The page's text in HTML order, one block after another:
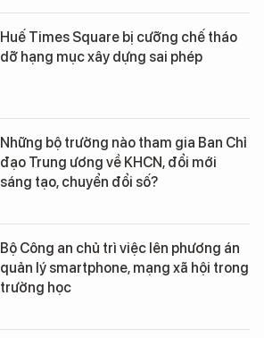
Huế Times Square bị cưỡng chế tháo
dỡ hạng mục xây dựng sai phép
Những bộ trưởng nào tham gia Ban Chỉ
đạo Trung ương về KHCN, đổi mới
sáng tạo, chuyển đổi số?
Bộ Công an chủ trì việc lên phương án
quản lý smartphone, mạng xã hội trong
trường học